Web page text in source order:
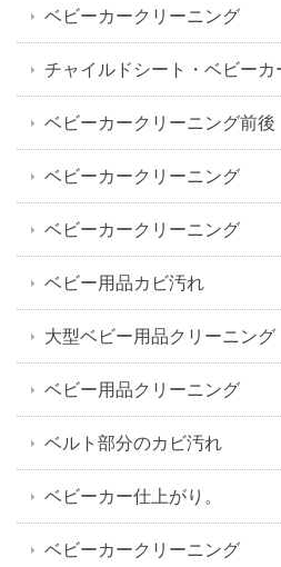
ベビーカークリーニング
チャイルドシート・ベビー
ベビーカークリーニング前後
ベビーカークリーニング
ベビーカークリーニング
ベビー用品カビ汚れ
大型ベビー用品クリーニング
ベビー用品クリーニング
ベルト部分のカビ汚れ
ベビーカー仕上がり。
ベビーカークリーニング